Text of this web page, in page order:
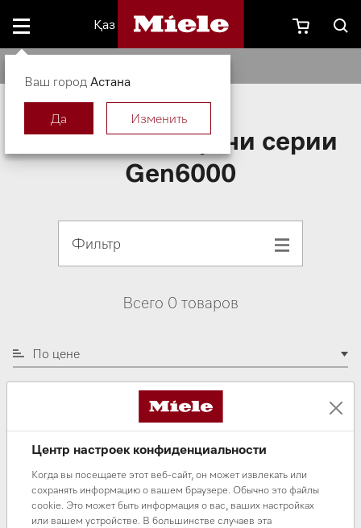
Қаз
Техника для кухни серии
Gen6000
Фильтр
Всего 0 товаров
По цене
Центр настроек конфиденциальности
Когда вы посещаете этот веб-сайт, он может извлекать или
сохранять информацию о вашем браузере. Обычно это файлы
cookie. Это может быть информация о вас, ваших настройках
или вашем устройстве. В большинстве случаев эта
Ваш город Астана
Да Изменить